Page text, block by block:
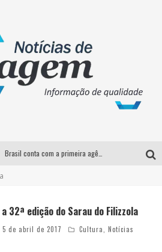
32ª edição do Sarau do Filizzola
5 de abril de 2017 Cultura Notícias